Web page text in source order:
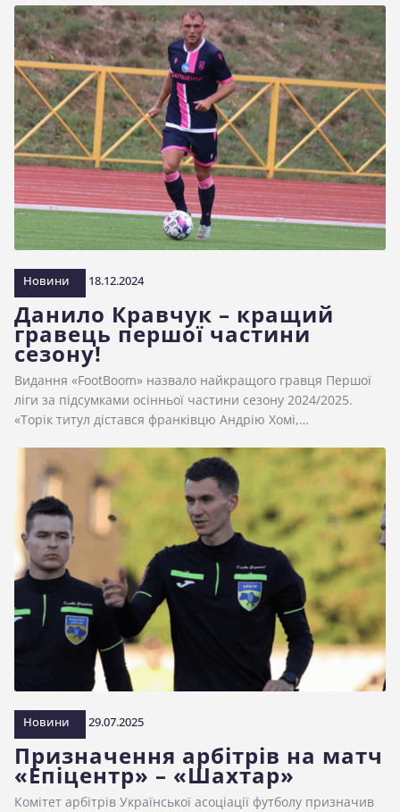
Новини 18.12.2024
Данило Кравчук – кращий
гравець першої частини
сезону!
Видання «FootBoom» назвало найкращого гравця Першої
ліги за підсумками осінньої частини сезону 2024/2025.
«Торік титул дістався франківцю Андрію Хомі,…
Новини 29.07.2025
Призначення арбітрів на матч
«Епіцентр» – «Шахтар»
Комітет арбітрів Української асоціації футболу призначив